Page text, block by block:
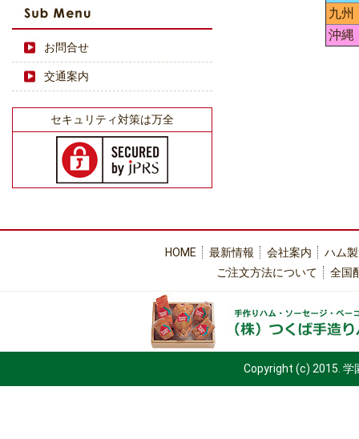
お問合せ
交通案内
セキュリティ対策は万全
九州
沖縄
HOME 最新情報 会社案内
ハム
ご注文方法について
全国
Copyright (c) 2015. 学